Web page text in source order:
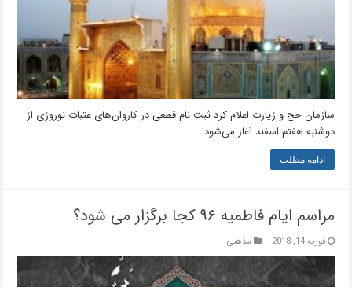
سازمان حج و زیارت اعلام کرد ثبت نام قطعی در کاروان‌های عتبات نوروزی از
دوشنبه هفتم اسفند آغاز می‌شود.
ادامه مطلب
مراسم ایام فاطمیه ۹۶ کجا برگزار می شود؟
فوریه 14, 2018 مذهبی